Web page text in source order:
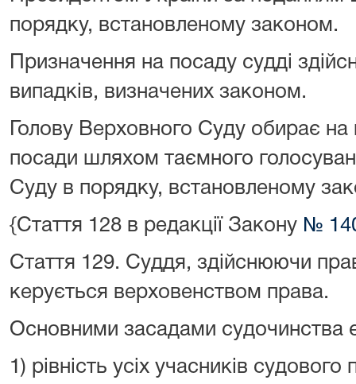
порядку, встановленому законом.
Призначення на посаду судді
випадків, визначених законом.
Голову Верховного Суду обирає на
посади шляхом таємного
Суду в порядку, встановленому
{Стаття 128 в редакції Закону №
Стаття 129. Суддя, здійснюючи
керується верховенством права.
Основними засадами судочинства
1) рівність усіх учасників